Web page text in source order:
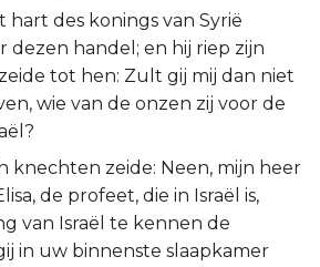
hart des konings van Syrië
dezen handel; en hij riep zijn
tot hen: Zult gij mij dan niet
wie van de onzen zij voor de
knechten zeide: Neen, mijn heer
de profeet, die in Israël is,
van Israël te kennen de
in uw binnenste slaapkamer